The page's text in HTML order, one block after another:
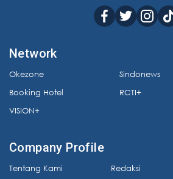
Network
Okezone
Booking Hotel
VISION+
Sindonews
RCTI+
Company Profile
Tentang Kami
Redaksi